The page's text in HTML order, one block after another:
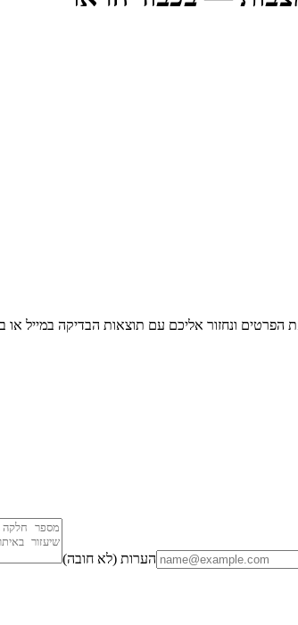
ונחזור אליכם עם תוצאות הבדיקה במייל
הערות (לא חובה)